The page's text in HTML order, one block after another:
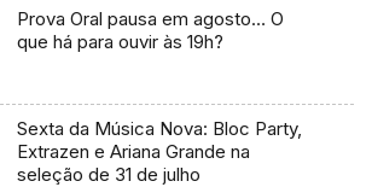
Prova Oral pausa em agosto… O
que há para ouvir às 19h?
Sexta da Música Nova: Bloc Party,
Extrazen e Ariana Grande na
seleção de 31 de julho